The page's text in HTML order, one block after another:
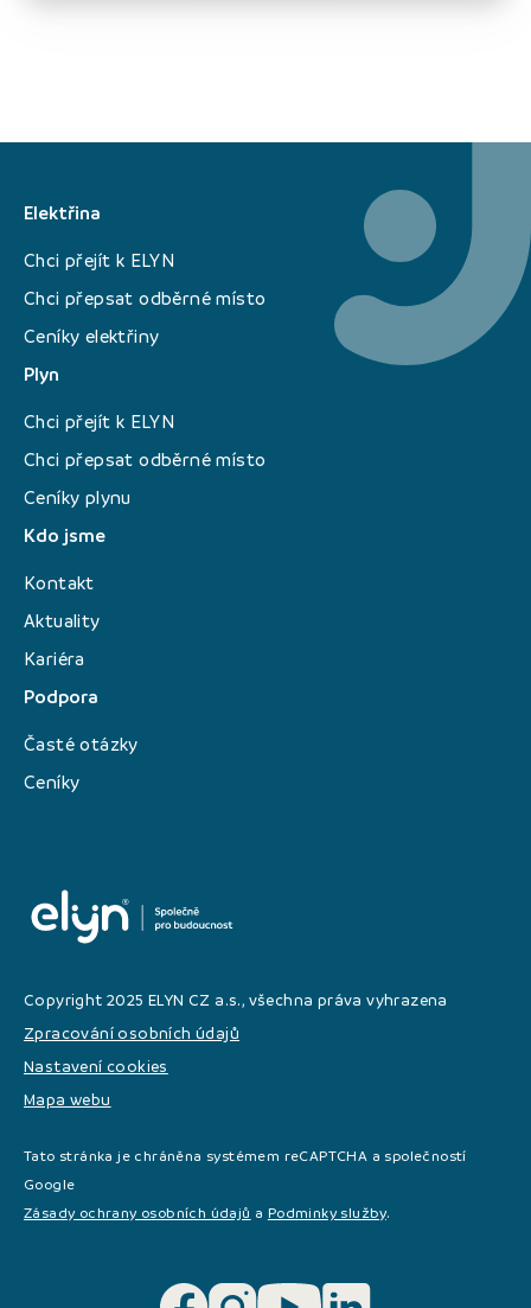
Elektřina
Chci přejít k ELYN
Chci přepsat odběrné místo
Ceníky elektřiny
Plyn
Chci přejít k ELYN
Chci přepsat odběrné místo
Ceníky plynu
Kdo jsme
Kontakt
Aktuality
Kariéra
Podpora
Časté otázky
Ceníky
Copyright 2025 ELYN CZ a.s., všechna práva vyhrazena
Zpracování osobních údajů
Nastavení cookies
Mapa webu
Tato stránka je chráněna systémem reCAPTCHA a společností
Google
Zásady ochrany osobních údajů a Podminky služby.